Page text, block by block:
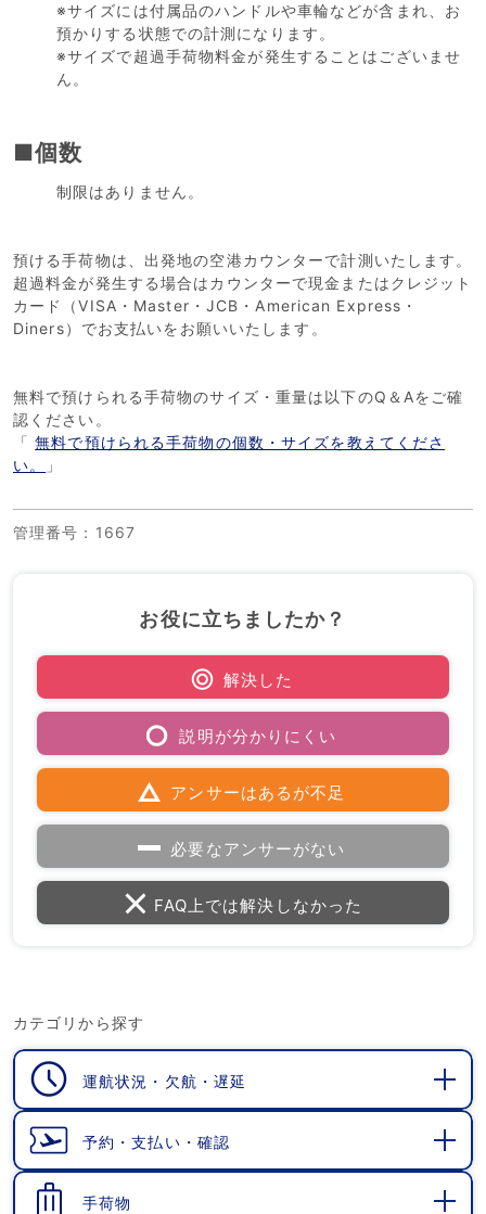
※サイズには付属品のハンドルや車輪などが含まれ、お
預かりする状態での計測になります。
※サイズで超過手荷物料金が発生することはございませ
ん。
■個数
制限はありません。
預ける手荷物は、出発地の空港カウンターで計測いたします。
超過料金が発生する場合はカウンターで現金またはクレジット
カード（VISA・Master・JCB・American Express・
Diners）でお支払いをお願いいたします。
無料で預けられる手荷物のサイズ・重量は以下のQ＆Aをご確
認ください。
「無料で預けられる手荷物の個数・サイズを教えてくださ
い。
」
管理番号 ：1667
お役に立ちましたか？
解決した
説明が分かりにくい
アンサーはあるが不足
必要なアンサーがない
FAQ上では解決しなかった
カテゴリから探す
運航状況・欠航・遅延
予約・支払い・確認
手荷物